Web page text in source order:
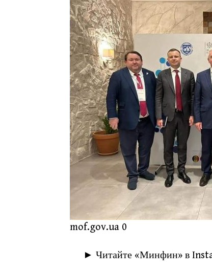
mof.gov.ua 0
► Читайте «Минфин» в